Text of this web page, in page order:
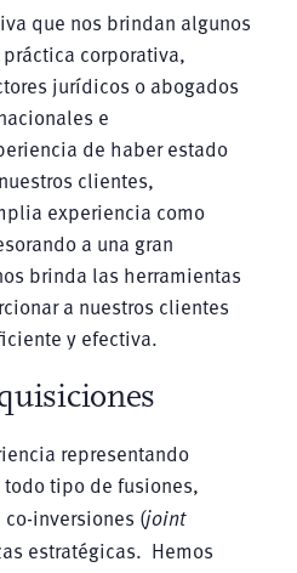
que nos brindan algunos
corporativa,
jurídicos o abogados
e
de haber estado
clientes,
experiencia como
a una gran
brinda las herramientas
a nuestros clientes
y efectiva.
representando
tipo de fusiones,
inversiones (joint
estratégicas. Hemos